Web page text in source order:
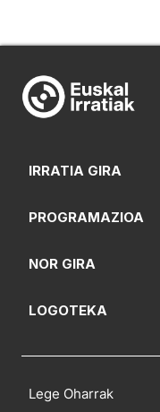
IRRATIA GIRA
PROGRAMAZIOA
NOR GIRA
LOGOTEKA
Lege Oharrak